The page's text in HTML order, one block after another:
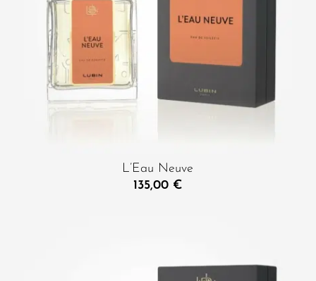
L’Eau Neuve
135,00 €